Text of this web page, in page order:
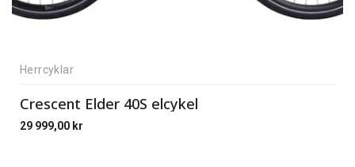
Herrcyklar
Crescent Elder 40S elcykel
29 999,00 kr